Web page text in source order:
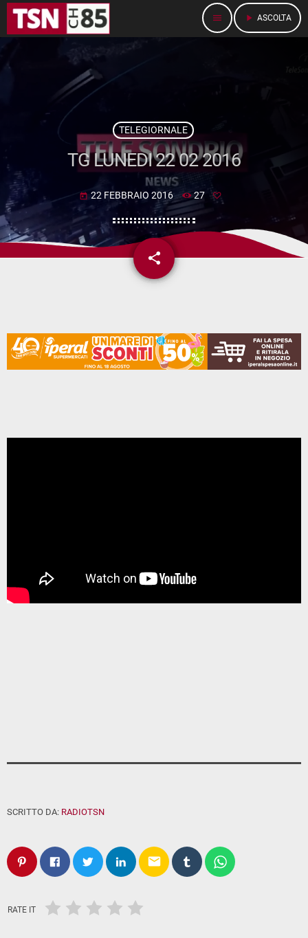
menu play_arrow ASCOLTA
TELEGIORNALE
TG LUNEDI 22 02 2016
today 22 FEBBRAIO 2016 27
share
email
SCRITTO DA: RADIOTSN
email
RATE IT